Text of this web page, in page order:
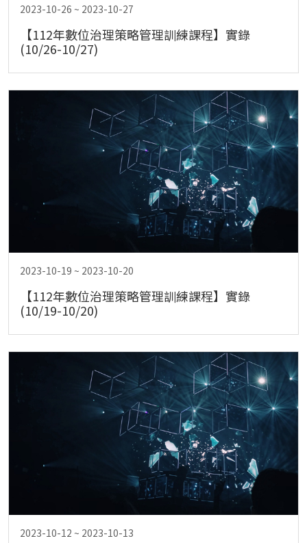
2023-10-26 ~ 2023-10-27
【112年數位治理策略管理訓練課程】實錄
(10/26-10/27)
2023-10-19 ~ 2023-10-20
【112年數位治理策略管理訓練課程】實錄
(10/19-10/20)
2023-10-12 ~ 2023-10-13